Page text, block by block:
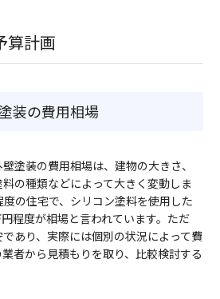
算計画
装の費用相場
塗装の費用相場は、建物の大きさ、
の種類などによって大きく変動しま
の住宅で、シリコン塗料を使用した
程度が相場と言われています。ただ
あり、実際には個別の状況によって費
者から見積もりを取り、比較検討する